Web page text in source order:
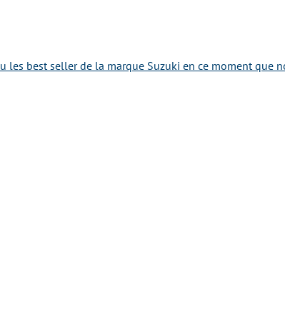
les best seller de la marque Suzuki en ce moment que